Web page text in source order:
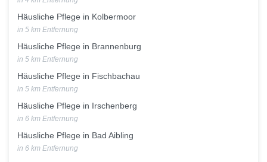
Häusliche Pflege in Kolbermoor
in 5 km Entfernung
Häusliche Pflege in Brannenburg
in 5 km Entfernung
Häusliche Pflege in Fischbachau
in 5 km Entfernung
Häusliche Pflege in Irschenberg
in 6 km Entfernung
Häusliche Pflege in Bad Aibling
in 6 km Entfernung